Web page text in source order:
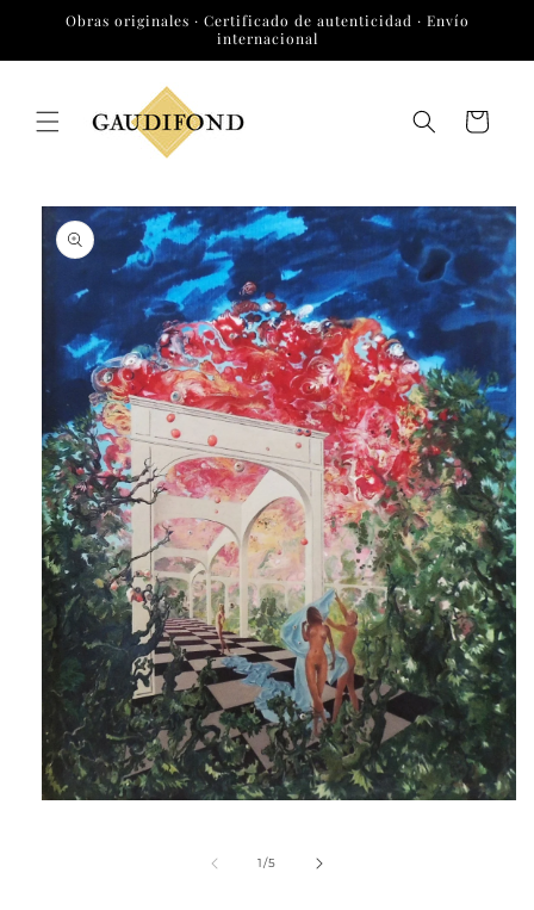
directamente
Obras originales · Certificado de autenticidad · Envío
internacional
Carrito
información
del producto
1/de
5